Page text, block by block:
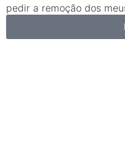
pedir a remoção dos